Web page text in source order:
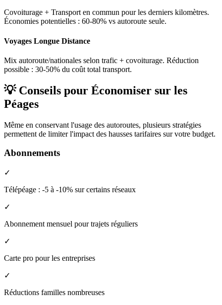
Covoiturage + Transport en commun pour les derniers kilomètres.
Économies potentielles : 60-80% vs autoroute seule.
Voyages Longue Distance
Mix autoroute/nationales selon trafic + covoiturage. Réduction
possible : 30-50% du coût total transport.
💡 Conseils pour Économiser sur les
Péages
Même en conservant l'usage des autoroutes, plusieurs stratégies
permettent de limiter l'impact des hausses tarifaires sur votre budget.
Abonnements
✓
Télépéage : -5 à -10% sur certains réseaux
✓
Abonnement mensuel pour trajets réguliers
✓
Carte pro pour les entreprises
✓
Réductions familles nombreuses